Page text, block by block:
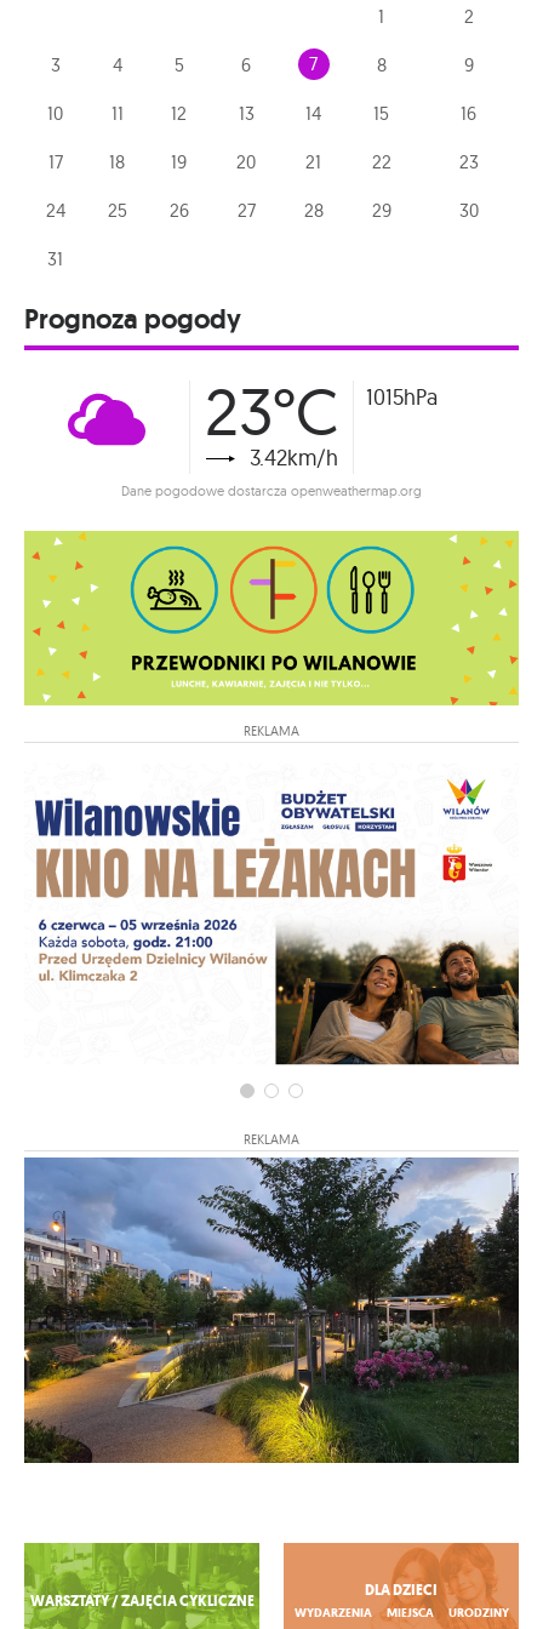
1 2
3 4 5 6 7 8 9
10 11 12 13 14 15 16
17 18 19 20 21 22 23
24 25 26 27 28 29 30
31
Prognoza pogody
23°C
3.42km/h
1015hPa
Dane pogodowe dostarcza openweathermap.org
REKLAMA
REKLAMA
Zobacz więcej
WARSZTATY / ZAJĘCIA CYKLICZNE
DLA DZIECI
WYDARZENIA MIEJSCA URODZINY